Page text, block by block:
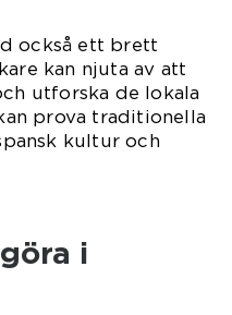
också ett brett
kan njuta av att
utforska de lokala
prova traditionella
kultur och
i